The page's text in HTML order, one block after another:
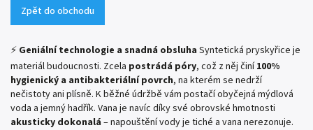
Zpět do obchodu
⚡ Geniální technologie a snadná obsluha Syntetická pryskyřice je
materiál budoucnosti. Zcela postrádá póry, což z něj činí100%
hygienický a antibakteriální povrch, na kterém se nedrží
nečistoty ani plísně. K běžné údržbě vám postačí obyčejná mýdlová
voda a jemný hadřík. Vana je navíc díky své obrovské hmotnosti
akusticky dokonalá – napouštění vody je tiché a vana nerezonuje.